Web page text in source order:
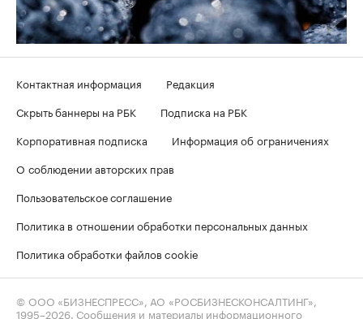
Контактная информация
Редакция
Скрыть баннеры на РБК
Подписка на РБК
Корпоративная подписка
Информация об ограничениях
О соблюдении авторских прав
Пользовательское соглашение
Политика в отношении обработки персональных данных
Политика обработки файлов cookie
© ООО «БИЗНЕСПРЕСС», АО «РОСБИЗНЕСКОНСАЛТИНГ»,
1995–2026. Сообщения и материалы информационного